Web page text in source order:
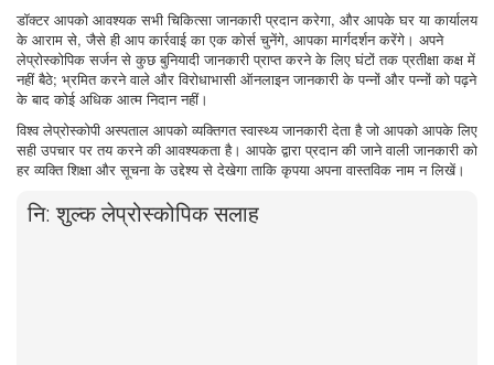
डॉक्टर आपको आवश्यक सभी चिकित्सा जानकारी प्रदान करेगा, और आपके घर या कार्यालय
के आराम से, जैसे ही आप कार्रवाई का एक कोर्स चुनेंगे, आपका मार्गदर्शन करेंगे। अपने
लेप्रोस्कोपिक सर्जन से कुछ बुनियादी जानकारी प्राप्त करने के लिए घंटों तक प्रतीक्षा कक्ष में
नहीं बैठे; भ्रमित करने वाले और विरोधाभासी ऑनलाइन जानकारी के पन्नों और पन्नों को पढ़ने
के बाद कोई अधिक आत्म निदान नहीं।
विश्व लेप्रोस्कोपी अस्पताल आपको व्यक्तिगत स्वास्थ्य जानकारी देता है जो आपको आपके लिए
सही उपचार पर तय करने की आवश्यकता है। आपके द्वारा प्रदान की जाने वाली जानकारी को
हर व्यक्ति शिक्षा और सूचना के उद्देश्य से देखेगा ताकि कृपया अपना वास्तविक नाम न लिखें।
नि: शुल्क लेप्रोस्कोपिक सलाह